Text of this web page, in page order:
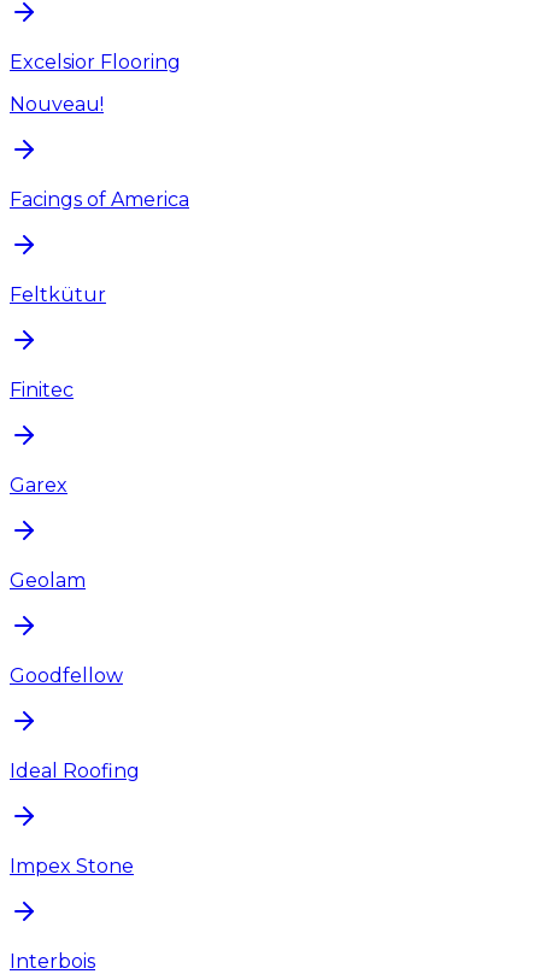
Excelsior Flooring
Nouveau!
Facings of America
Feltkütur
Finitec
Garex
Geolam
Goodfellow
Ideal Roofing
Impex Stone
Interbois